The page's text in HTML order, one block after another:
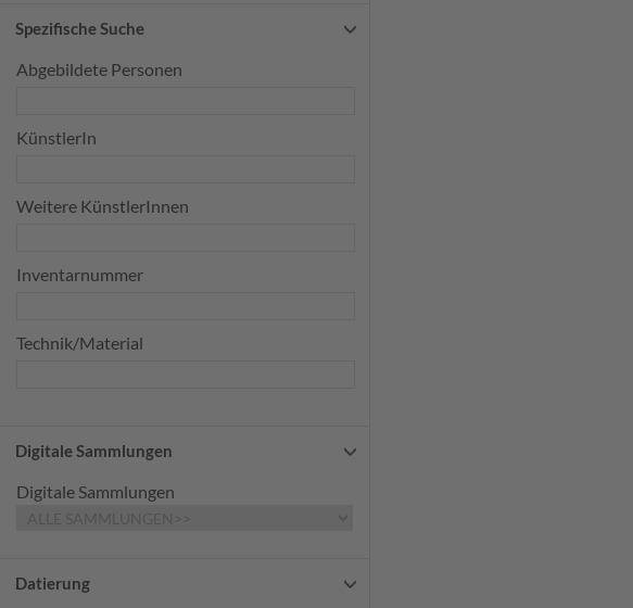
Spezifische Suche
Abgebildete Personen
KünstlerIn
Weitere KünstlerInnen
Inventarnummer
Technik/Material
Digitale Sammlungen
Digitale Sammlungen
Datierung